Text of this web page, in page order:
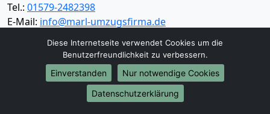
Tel.: 01579-2482398
E-Mail: info@marl-umzugsfirma.de
Öffnungszeiten:Mo - Sa: 08:30 - 16:00 Uhr
Impressum
Diese Internetseite verwendet Cookies um die
Benutzerfreundlichkeit zu verbessern.
Einverstanden
Nur notwendige Cookies
Datenschutzerklärung